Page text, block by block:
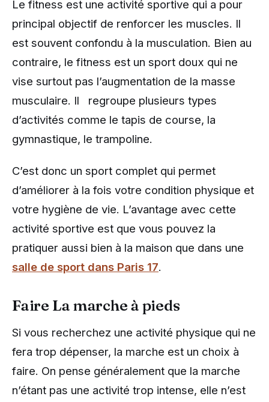
Le fitness est une activité sportive qui a pour
principal objectif de renforcer les muscles. Il
est souvent confondu à la musculation. Bien au
contraire, le fitness est un sport doux qui ne
vise surtout pas l’augmentation de la masse
musculaire. Il regroupe plusieurs types
d’activités comme le tapis de course, la
gymnastique, le trampoline.
C’est donc un sport complet qui permet
d’améliorer à la fois votre condition physique et
votre hygiène de vie. L’avantage avec cette
activité sportive est que vous pouvez la
pratiquer aussi bien à la maison que dans une
salle de sport dans Paris 17.
Faire La marche à pieds
Si vous recherchez une activité physique qui ne
fera trop dépenser, la marche est un choix à
faire. On pense généralement que la marche
n’étant pas une activité trop intense, elle n’est